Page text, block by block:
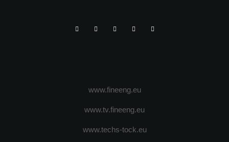
www.fineeng.eu
www.tv.fineeng.eu
www.techs-tock.eu